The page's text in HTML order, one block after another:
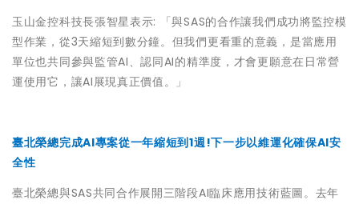
玉山金控科技長張智星表示: 「與SAS的合作讓我們成功將監控模
型作業，從3天縮短到數分鐘。但我們更看重的意義，是當應用
單位也共同參與監管AI、認同AI的精準度，才會更願意在日常營
運使用它，讓AI展現真正價值。」
臺北榮總完成AI專案從一年縮短到1週!下一步以維運化確保AI安
全性
臺北榮總與SAS共同合作展開三階段AI臨床應用技術藍圖。去年